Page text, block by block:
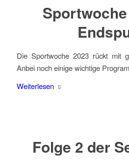
Die Sportwoche 2023 rückt mit
Anbei noch einige wichtige
Weiterlesen
Folge 2 der